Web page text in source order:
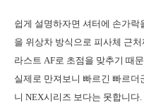
쉽게 설명하자면 셔터에 손가락
을 위상차 방식으로 피사체 근
라스트 AF로 초점을 맞추기 때
실제로 만져보니 빠르긴 빠르더
니 NEX시리즈 보다는 못합니